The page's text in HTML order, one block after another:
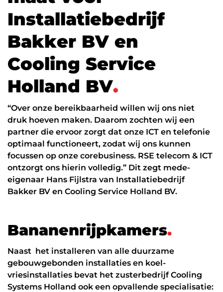
Datanetwerk & internet
Glasvezel
Zakelijk internet
Interne datanetwerken
Cybersecurity
Managed Firewall
Online beveiliging
Mobiele beveiliging
NIS2
ICT diensten
Werken in de cloud
Installatiebedrijf
Bakker BV en
Cooling Service
Holland BV.
“Over onze bereikbaarheid willen wij ons niet
druk hoeven maken. Daarom zochten wij een
partner die ervoor zorgt dat onze ICT en telefonie
optimaal functioneert, zodat wij ons kunnen
focussen op onze corebusiness. RSE telecom & ICT
ontzorgt ons hierin volledig.” Dit zegt mede-
eigenaar Hans Fijlstra van Installatiebedrijf
Bakker BV en Cooling Service Holland BV.
Bananenrijpkamers.
Naast het installeren van alle duurzame
gebouwgebonden installaties en koel-
vriesinstallaties bevat het zusterbedrijf Cooling
Systems Holland ook een opvallende specialisatie: